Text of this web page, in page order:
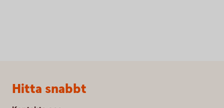
Sidfot
Hitta snabbt